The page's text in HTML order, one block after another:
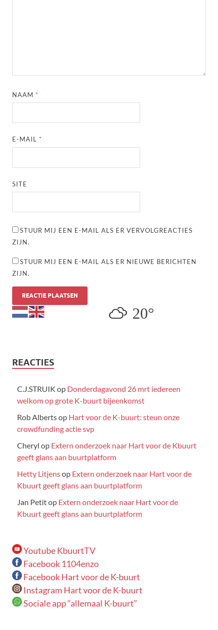
NAAM *
E-MAIL *
SITE
STUUR MIJ EEN E-MAIL ALS ER VERVOLGREACTIES
ZIJN.
STUUR MIJ EEN E-MAIL ALS ER NIEUWE BERICHTEN
ZIJN.
20°
REACTIES
C.J.STRUIK op Donderdagavond 26 mrt iedereen
welkom op grote K-buurt bijeenkomst
Rob Albertsop Hart voor de K-buurt: steun onze
crowdfunding actie svp
Cheryl op Extern onderzoek naar Hart voor de Kbuurt
geeft glans aan buurtplatform
Hetty Litjensop Extern onderzoek naar Hart voor de
Kbuurt geeft glans aan buurtplatform
Jan Petitop Extern onderzoek naar Hart voor de
Kbuurt geeft glans aan buurtplatform
Youtube KbuurtTV
Facebook 1104enzo
Facebook Hart voor de K-buurt
Instagram Hart voor de K-buurt
Sociale app “allemaal K-buurt”